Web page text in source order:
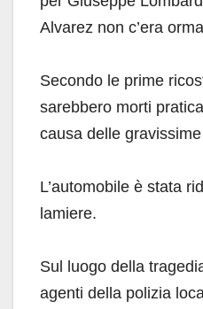
Alvarez non c’era
Secondo le prime
sarebbero morti
causa delle
L’automobile è stata
lamiere.
Sul luogo della
agenti della polizia